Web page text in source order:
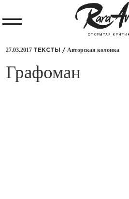
27.03.2017 ТЕКСТЫ / Авторская колонка
Графоман